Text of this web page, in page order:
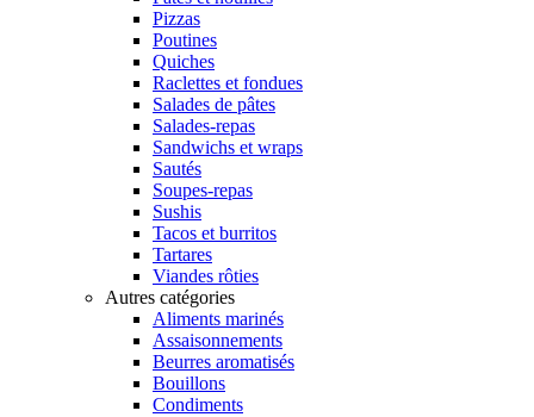
Pizzas
Poutines
Quiches
Raclettes et fondues
Salades de pâtes
Salades-repas
Sandwichs et wraps
Sautés
Soupes-repas
Sushis
Tacos et burritos
Tartares
Viandes rôties
Autres catégories
Aliments marinés
Assaisonnements
Beurres aromatisés
Bouillons
Condiments